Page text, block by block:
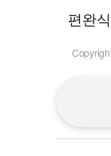
편완